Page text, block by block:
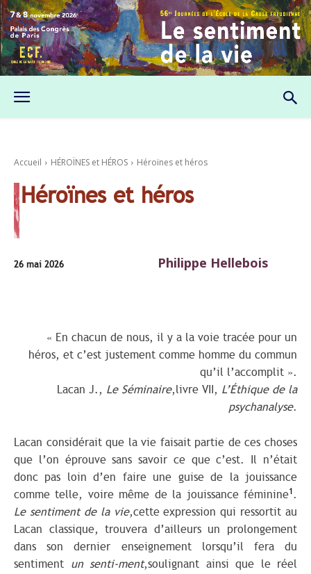
Accueil HÉROÏNES et HÉROS Héroïnes et héros
Héroïnes et héros
26 mai 2026 Philippe Hellebois
« En chacun de nous, il y a la voie tracée pour un
héros, et c’est justement comme homme du commun
qu’il l’accomplit ».
Lacan J., Le Séminaire,livre VII, L’Éthique de la
psychanalyse.
Lacan considérait que la vie faisait partie de ces choses
que l’on éprouve sans savoir ce que c’est. Il n’était
donc pas loin d’en faire une guise de la jouissance
comme telle, voire même de la jouissance féminine1 .
Le sentiment de la vie,cette expression qui ressortit au
Lacan classique, trouvera d’ailleurs un prolongement
dans son dernier enseignement lorsqu’il fera du
sentiment un senti-ment,soulignant ainsi que le réel